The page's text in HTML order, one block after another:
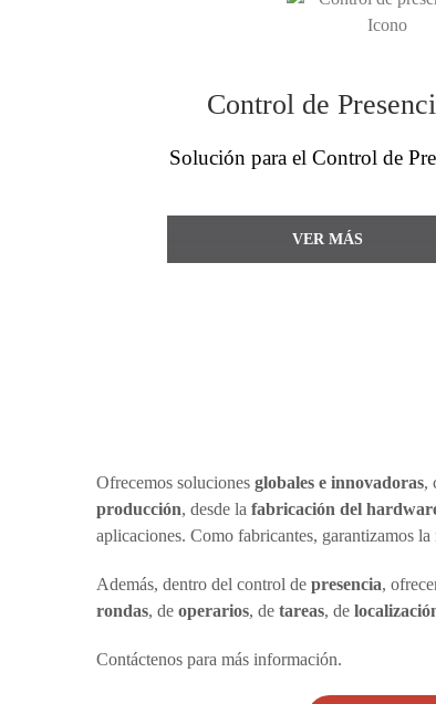
Control de
Solución para el Control de
VER MÁS
Ofrecemos soluciones globales e innovadoras,
producción, desde la fabricación del
aplicaciones. Como fabricantes, garantizamos
Además, dentro del control de presencia,
rondas, de operarios, de tareas, de
Contáctenos para más información.